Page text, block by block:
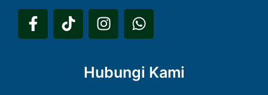
F
a
T
i
I
n
a
W
h
s
Hubungi Kami